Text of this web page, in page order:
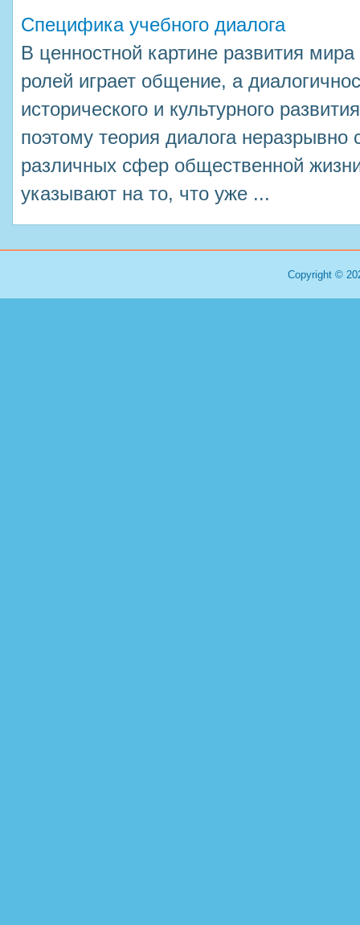
Специфика учебного диалога
В ценностной картине развития
ролей играет общение, а
исторического и культурного
поэтому теория диалога неразрывно
различных сфер общественной
указывают на то, что уже ...
Copyright ©